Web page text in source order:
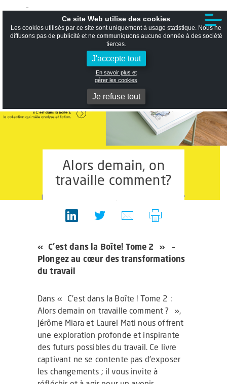
Ouvrir la recherche
Alors demain, on
travaille comment?
Accueil > Nos articles>Conseil ressources
Alors demain, on travaille comment?
« C’est dans la Boîte! Tome 2 »–
Plongez au cœur des transformations
du travail
Dans « C’est dans la Boîte ! Tome 2 :
Alors demain on travaille comment ? »,
Jérôme Miara et Laurel Mati nous offrent
une exploration profonde et inspirante
des futurs possibles du travail. Ce livre
captivant ne se contente pas d’exposer
les changements ; il vous invite à
Ce site Web utilise des cookies
Les cookies utilisés par ce site sont uniquement à usage statistique. Nous ne
diffusons pas de publicité et ne communiquons aucune donnée à des société
tierces.
J'accepte tout
En savoir plus et
gérer les cookies
Je refuse tout